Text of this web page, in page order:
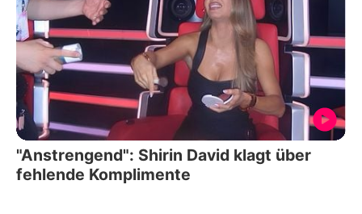
"Anstrengend": Shirin David klagt über
fehlende Komplimente